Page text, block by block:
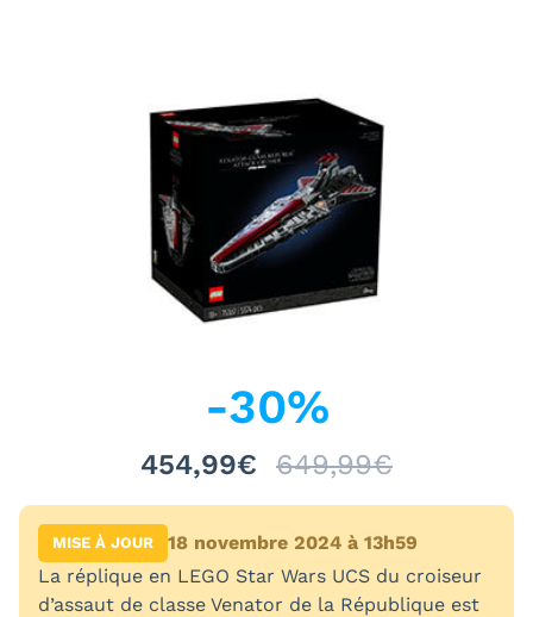
-30%
454,99€ 649,99€
MISE À JOUR
18 novembre 2024 à 13h59
La réplique en LEGO Star Wars UCS du croiseur
d’assaut de classe Venator de la République est